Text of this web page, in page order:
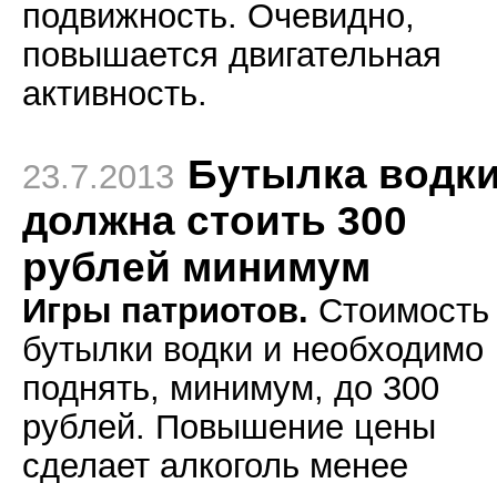
подвижность. Очевидно,
повышается двигательная
активность.
23.7.2013 Бутылка
должна стоить 300
рублей минимум
Игры патриотов. Стоимость
бутылки водки и необходимо
поднять, минимум, до 300
рублей. Повышение цены
сделает алкоголь менее